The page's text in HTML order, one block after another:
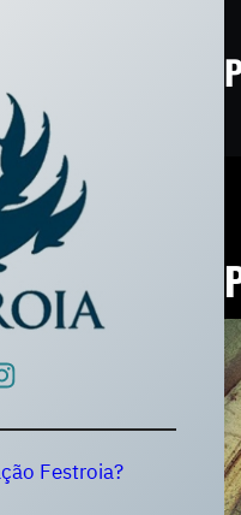
Festroia?